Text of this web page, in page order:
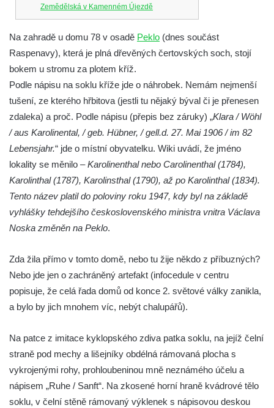
Zemědělská v Kamenném Újezdě
v Kamenném Újezdě
Kříž na křižovatce ulic 5. května a Dělnická
v Kamenném Újezdě
Kříž v Dělnické ulici v Kamenném Újezdě
Boží muka na křižovatce ulic Latrán a K
Malší ve Velešíně
Centrální kříž hřbitova ve Velešíně
Kříž u kostela svatého Václava ve Velešíně
Kříž u brány na hřbitov ve Velešíně
Kříž u fary v Římově
Boží muka u hřbitova v Římově
Centrální kříž hřbitova v Římově
Kříž na návsi v Plavu
Boží muka v Plavu
Kříž u Obrázku severovýchodně od
Práchně
Na zahradě u domu 78 v osadě Peklo (dnes součást
Raspenavy), která je plná dřevěných čertovských soch, stojí
bokem u stromu za plotem kříž.
Podle nápisu na soklu kříže jde o náhrobek. Nemám nejmenší
tušení, ze kterého hřbitova (jestli tu nějaký býval či je přenesen
zdaleka) a proč. Podle nápisu (přepis bez záruky) „Klara / Wöhl
/ aus Karolinental, / geb. Hübner, / gell.d. 27. Mai 1906 / im 82
Lebensjahr.“ jde o místní obyvatelku. Wiki uvádí, že jméno
lokality se měnilo –Karolinenthal nebo Carolinenthal (1784),
Karolinthal (1787), Karolinsthal (1790), až po Karolinthal (1834).
Tento název platil do poloviny roku 1947, kdy byl na základě
vyhlášky tehdejšího československého ministra vnitra Václava
Noska změněn na Peklo.
Zda žila přímo v tomto domě, nebo tu žije někdo z příbuzných?
Nebo jde jen o zachráněný artefakt (infocedule v centru
popisuje, že celá řada domů od konce 2. světové války zanikla,
a bylo by jich mnohem víc, nebýt chalupářů).
Na patce z imitace kyklopského zdiva patka soklu, na jejíž čelní
straně pod mechy a lišejníky obdélná rámovaná plocha s
vykrojenými rohy, prohloubeninou mně neznámého účelu a
nápisem „Ruhe / Sanft“. Na zkosené horní hraně kvádrové tělo
soklu, v čelní stěně rámovaný výklenek s nápisovou deskou